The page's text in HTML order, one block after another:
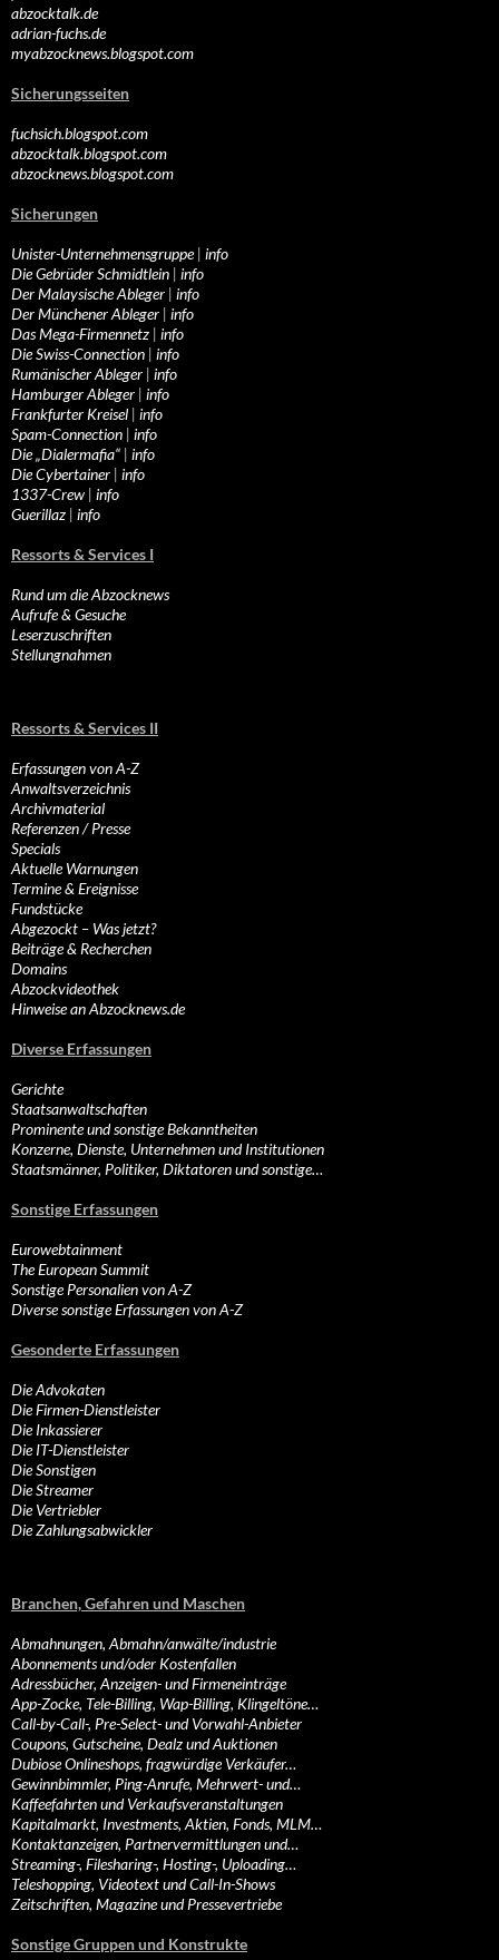
abzocktalk.de
adrian-fuchs.de
myabzocknews.blogspot.com
Sicherungsseiten
fuchsich.blogspot.com
abzocktalk.blogspot.com
abzocknews.blogspot.com
Sicherungen
Unister-Unternehmensgruppe| info
Die Gebrüder Schmidtlein | info
Der Malaysische Ableger | info
Der Münchener Ableger | info
Das Mega-Firmennetz | info
Die Swiss-Connection | info
Rumänischer Ableger | info
Hamburger Ableger | info
Frankfurter Kreisel | info
Spam-Connection | info
Die „Dialermafia“ | info
Die Cybertainer | info
1337-Crew | info
Guerillaz | info
Ressorts & Services I
Rund um die Abzocknews
Aufrufe & Gesuche
Leserzuschriften
Stellungnahmen
Ressorts & Services II
Erfassungen von A-Z
Anwaltsverzeichnis
Archivmaterial
Referenzen / Presse
Specials
Aktuelle Warnungen
Termine & Ereignisse
Fundstücke
Abgezockt – Was jetzt?
Beiträge & Recherchen
Domains
Abzockvideothek
Hinweise an Abzocknews.de
Diverse Erfassungen
Gerichte
Staatsanwaltschaften
Prominente und sonstige Bekanntheiten
Konzerne, Dienste, Unternehmen und Institutionen
Staatsmänner, Politiker, Diktatoren und sonstige…
Sonstige Erfassungen
Eurowebtainment
The European Summit
Sonstige Personalien von A-Z
Diverse sonstige Erfassungen von A-Z
Gesonderte Erfassungen
Die Advokaten
Die Firmen-Dienstleister
Die Inkassierer
Die IT-Dienstleister
Die Sonstigen
Die Streamer
Die Vertriebler
Die Zahlungsabwickler
Branchen, Gefahren und Maschen
Abmahnungen, Abmahn/anwälte/industrie
Abonnements und/oder Kostenfallen
Adressbücher, Anzeigen- und Firmeneinträge
App-Zocke, Tele-Billing, Wap-Billing, Klingeltöne…
Call-by-Call-, Pre-Select- und Vorwahl-Anbieter
Coupons, Gutscheine, Dealz und Auktionen
Dubiose Onlineshops, fragwürdige Verkäufer…
Gewinnbimmler, Ping-Anrufe, Mehrwert- und…
Kaffeefahrten und Verkaufsveranstaltungen
Kapitalmarkt, Investments, Aktien, Fonds, MLM…
Kontaktanzeigen, Partnervermittlungen und…
Streaming-, Filesharing-, Hosting-, Uploading…
Teleshopping, Videotext und Call-In-Shows
Zeitschriften, Magazine und Pressevertriebe
Sonstige Gruppen und Konstrukte